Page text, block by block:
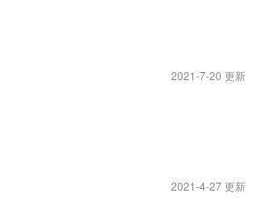
2021-7-20 更新
2021-4-27 更新